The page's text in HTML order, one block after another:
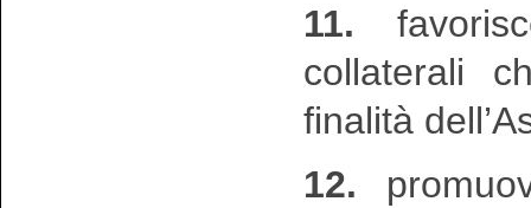
11.
collaterali
finalità
12.